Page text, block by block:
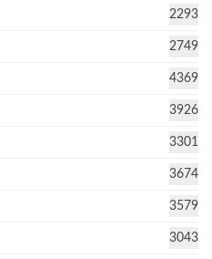
2293
2749
4369
3926
3301
3674
3579
3043